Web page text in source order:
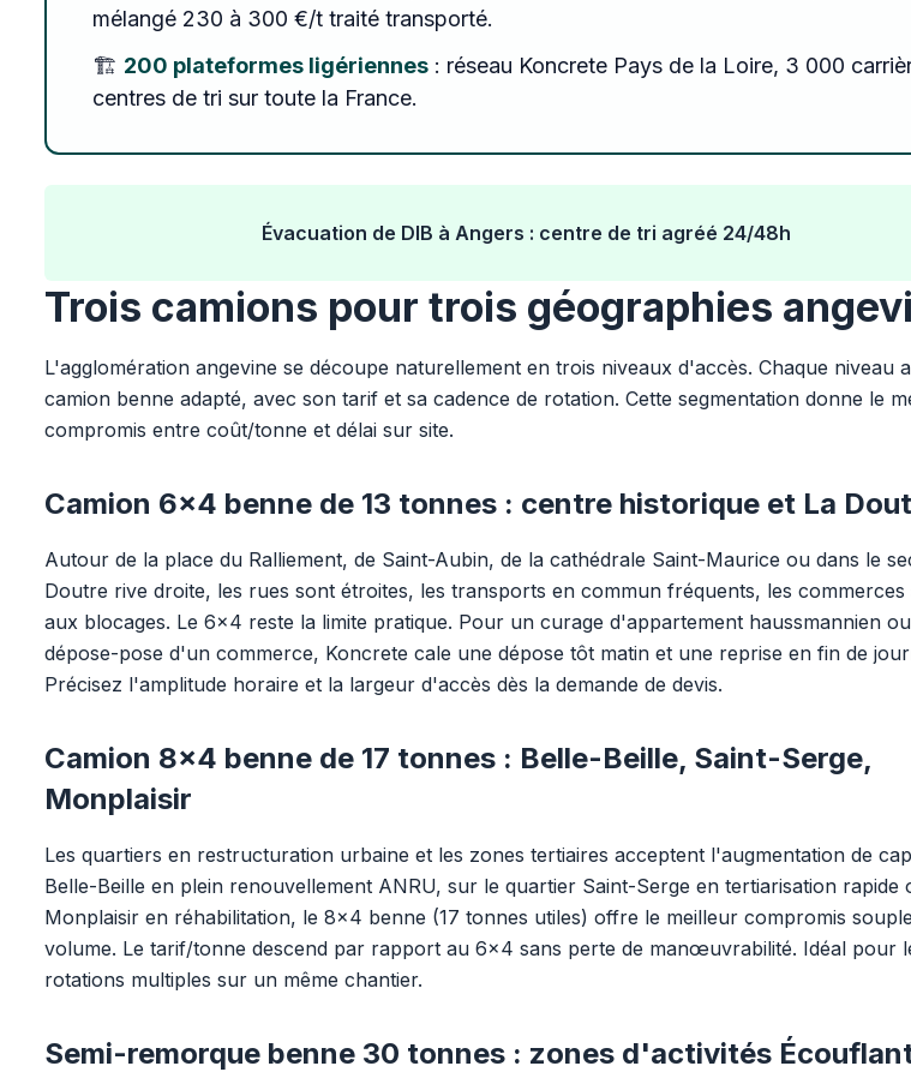
mélangé 230 à 300 €/t traité transporté.
🏗️ 200 plateformes ligériennes : réseau Koncrete Pays de la Loire, 3 000
centres de tri sur toute la France.
Évacuation de DIB à Angers : centre de tri agréé 24/48h
Trois camions pour trois géographies
L'agglomération angevine se découpe naturellement en trois niveaux d'accès. Chaque niveau
camion benne adapté, avec son tarif et sa cadence de rotation. Cette segmentation donne le
compromis entre coût/tonne et délai sur site.
Camion 6x4 benne de 13 tonnes : centre historique et La
Autour de la place du Ralliement, de Saint-Aubin, de la cathédrale Saint-Maurice ou dans le
Doutre rive droite, les rues sont étroites, les transports en commun fréquents, les commerces
aux blocages. Le 6x4 reste la limite pratique. Pour un curage d'appartement haussmannien
dépose-pose d'un commerce, Koncrete cale une dépose tôt matin et une reprise en fin de
Précisez l'amplitude horaire et la largeur d'accès dès la demande de devis.
Camion 8x4 benne de 17 tonnes : Belle-Beille, Saint-Serge,
Monplaisir
Les quartiers en restructuration urbaine et les zones tertiaires acceptent l'augmentation de
Belle-Beille en plein renouvellement ANRU, sur le quartier Saint-Serge en tertiarisation rapide
Monplaisir en réhabilitation, le 8x4 benne (17 tonnes utiles) offre le meilleur compromis
volume. Le tarif/tonne descend par rapport au 6x4 sans perte de manœuvrabilité. Idéal pour
rotations multiples sur un même chantier.
Semi-remorque benne 30 tonnes : zones d'activités